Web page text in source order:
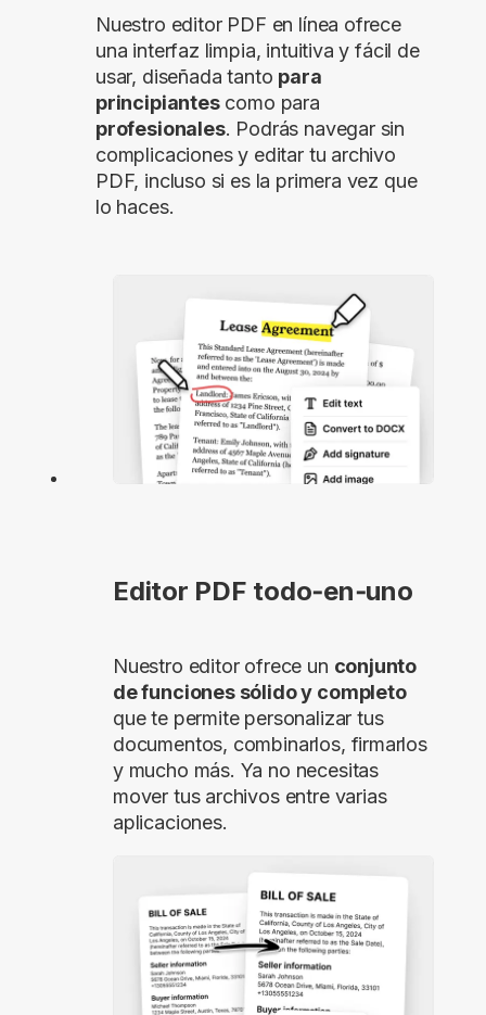
Nuestro editor PDF en línea ofrece
una interfaz limpia, intuitiva y fácil de
usar, diseñada tanto para
principiantescomo para
profesionales. Podrás navegar sin
complicaciones y editar tu archivo
PDF, incluso si es la primera vez que
lo haces.
Editor PDF todo‑en‑uno
Nuestro editor ofrece un conjunto
de funciones sólido y completo
que te permite personalizar tus
documentos, combinarlos, firmarlos
y mucho más. Ya no necesitas
mover tus archivos entre varias
aplicaciones.